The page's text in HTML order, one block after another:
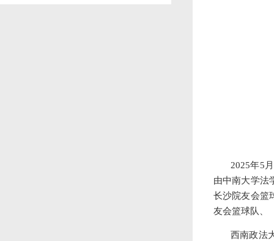
2025年5
由中南大学法
长沙院友会篮
友会篮球队、
西南政法